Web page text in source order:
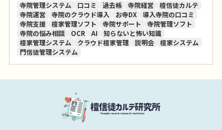
寺院管理システム 口コミ 過去帳 寺院経営
檀信徒カルテ
寺院運営
寺院のクラウド導入 お寺DX
導入寺院の口コミ
寺院支援
檀家管理ソフト 寺院サポート
寺院管理ソフト
寺院の悩み相談
OCR AI
知らないと怖い知識
檀家管理システム
クラウド檀家管理 説明会
檀家システム
門信徒管理システム